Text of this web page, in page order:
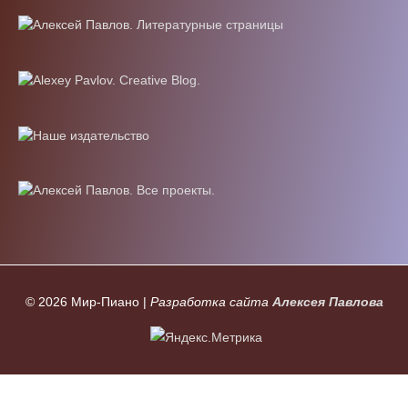
© 2026 Мир-Пиано| Разработка сайта Алексея Павлова